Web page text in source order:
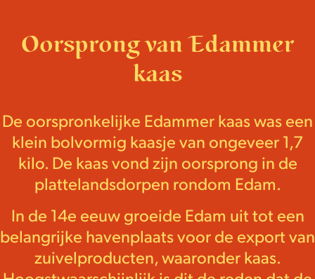
Oorsprong van Edammer
kaas
De oorspronkelijke Edammer kaas was een
klein bolvormig kaasje van ongeveer 1,7
kilo. De kaas vond zijn oorsprong in de
plattelandsdorpen rondom Edam.
In de 14e eeuw groeide Edam uit tot een
belangrijke havenplaats voor de export van
zuivelproducten, waaronder kaas.